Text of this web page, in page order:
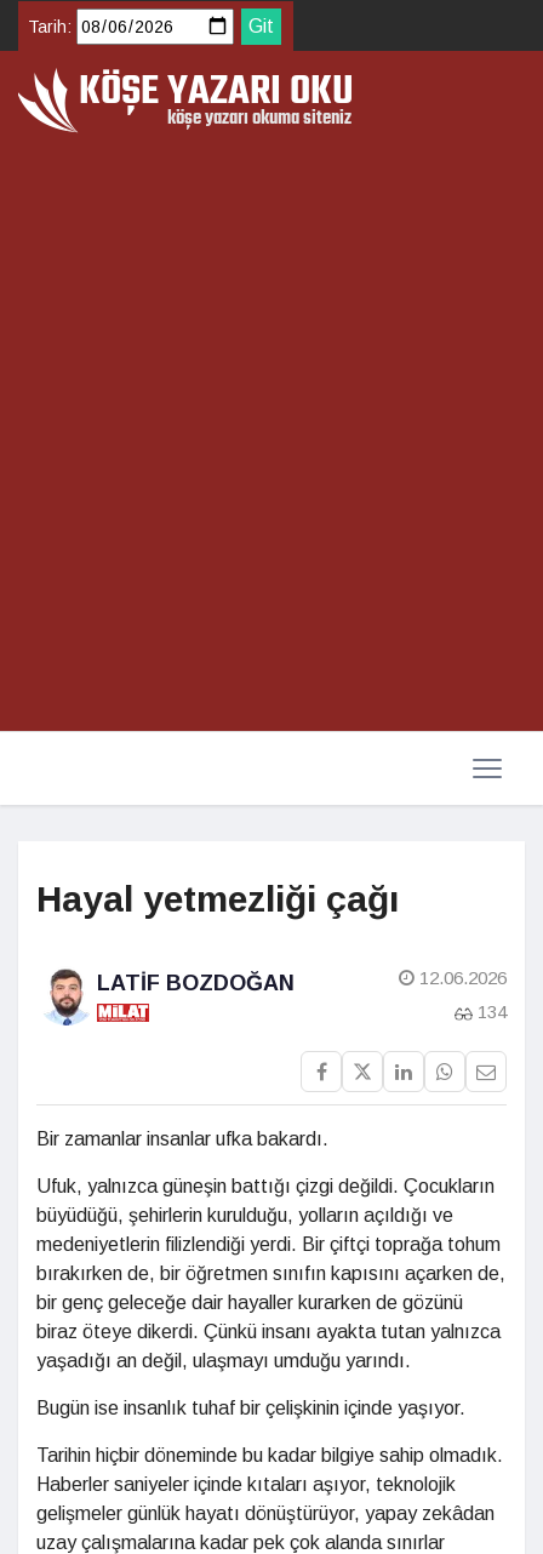
Tarih:
Hayal yetmezliği çağı
LATIF BOZDOĞAN
12.06.2026
134
Bir zamanlar insanlar ufka bakardı.
Ufuk, yalnızca güneşin battığı çizgi değildi. Çocukların
büyüdüğü, şehirlerin kurulduğu, yolların açıldığı ve
medeniyetlerin filizlendiği yerdi. Bir çiftçi toprağa tohum
bırakırken de, bir öğretmen sınıfın kapısını açarken de,
bir genç geleceğe dair hayaller kurarken de gözünü
biraz öteye dikerdi. Çünkü insanı ayakta tutan yalnızca
yaşadığı an değil, ulaşmayı umduğu yarındı.
Bugün ise insanlık tuhaf bir çelişkinin içinde yaşıyor.
Tarihin hiçbir döneminde bu kadar bilgiye sahip olmadık.
Haberler saniyeler içinde kıtaları aşıyor, teknolojik
gelişmeler günlük hayatı dönüştürüyor, yapay zekâdan
uzay çalışmalarına kadar pek çok alanda sınırlar